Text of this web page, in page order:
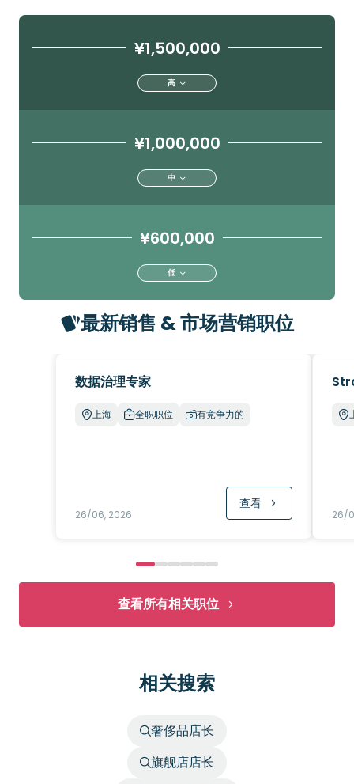
¥1,500,000
高
¥1,000,000
中
¥600,000
低
最新销售 & 市场营销职位
数据治理专家
上海 全职职位 有竞争力的
26/06, 2026
查看
26/
查看所有相关职位
相关搜索
奢侈品店长
旗舰店店长